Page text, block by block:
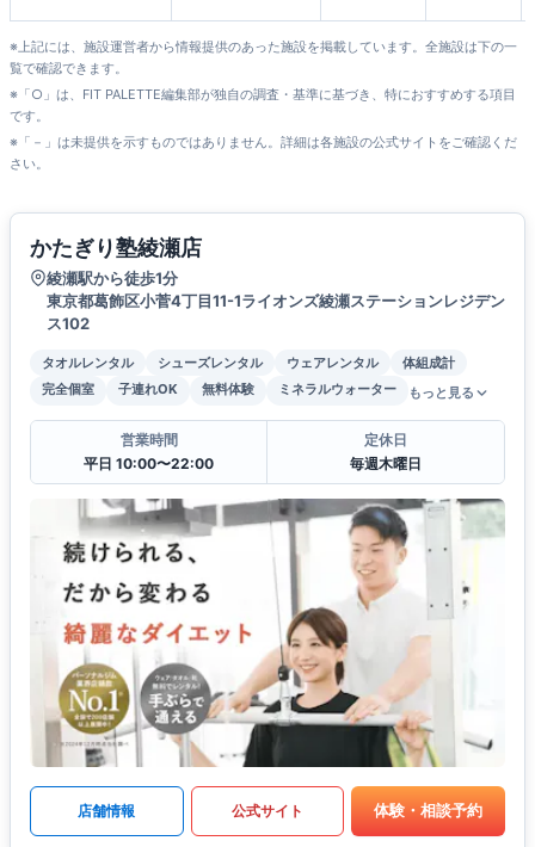
※上記には、施設運営者から情報提供のあった施設を掲載しています。全施設は下の一
覧で確認できます。
※「○」は、FIT PALETTE編集部が独自の調査・基準に基づき、特におすすめする項目
です。
※「－」は未提供を示すものではありません。詳細は各施設の公式サイトをご確認くだ
さい。
かたぎり塾綾瀬店
綾瀬駅から徒歩1分
東京都葛飾区小菅4丁目11-1ライオンズ綾瀬ステーションレジデン
ス102
タオルレンタル シューズレンタル ウェアレンタル
体組成計
完全個室
子連れOK 無料体験 ミネラルウォーター もっと見る
営業時間
平日 10:00〜22:00
定休日
毎週木曜日
店舗情報 公式サイト 体験・相談予約